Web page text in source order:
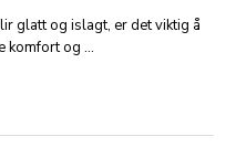
glatt og islagt, er det viktig å
komfort og …